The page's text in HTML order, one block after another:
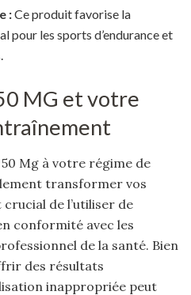
:Ce produit favorise la
pour les sports d’endurance et
MG et votre
Mg à votre régime de
transformer vos
de l’utiliser de
conformité avec les
de la santé. Bien
des résultats
inappropriée peut